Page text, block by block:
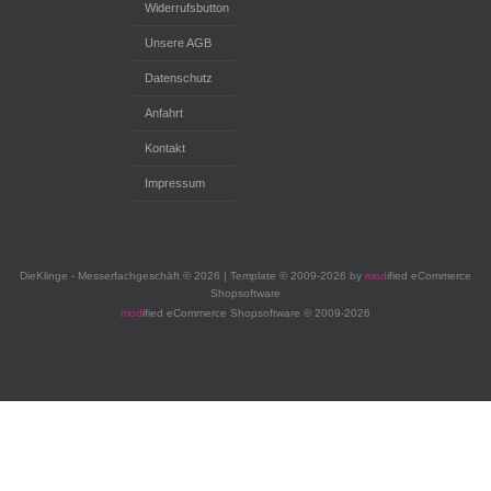
Widerrufsbutton
Unsere AGB
Datenschutz
Anfahrt
Kontakt
Impressum
DieKlinge - Messerfachgeschäft © 2026 | Template © 2009-2026 by modified eCommerce
Shopsoftware
modified eCommerce Shopsoftware © 2009-2026